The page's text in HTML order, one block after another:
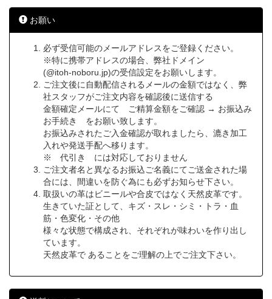
お願い
必ず受信可能のメールアドレスをご登録ください。
※特に携帯アドレスの場合、弊社ドメイン
(@itoh-noboru.jp)の受信設定をお願いします。
ご注文後に自動配信されるメールの金額ではなく、弊
社スタッフがご注文内容を確認後に送信する
金額確定メールにて ご精算金額をご確認 → お振込み
お手続き をお願い致します。
お振込みされたご入金確認が取れましたら、漉き加工
入れや発送手配へ移ります。
※ 代引き には対応しておりません
ご注文者名と異なるお振込ご名義にてご送金された場
合には、間違いを防ぐ為にも必ずお知らせ下さい。
取扱いの革はビニールや合皮ではなく天然皮革です。
生きていた証として、キズ・スレ・シミ・トラ・血
筋・色変化・その他
様々な状態で構成され、それぞれが味わいを作り出し
ています。
天然皮革で あることをご理解の上でご注文下さい。